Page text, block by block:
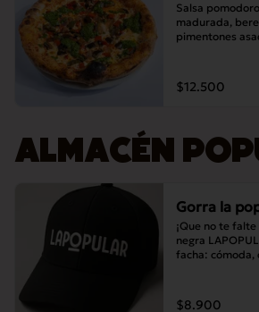
Salsa
madurada,
pimentones
$12.500
ALMACÉN
Gorra la
¡Que no te
negra
facha: cómoda,
$8.900